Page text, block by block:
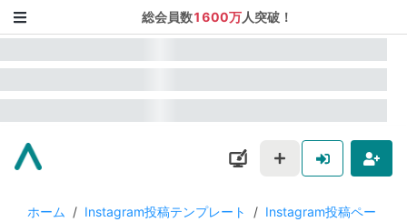
総会員数1600万人突破！
ホーム / Instagram投稿テンプレート / Instagram投稿ペー